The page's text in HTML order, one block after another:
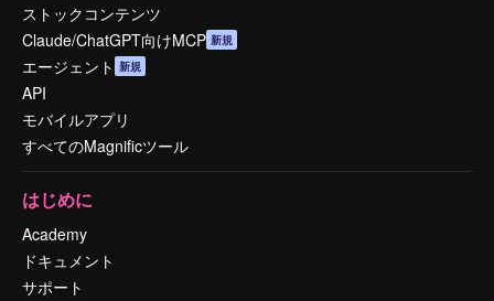
ストックコンテンツ
Claude/ChatGPT向けMCP 新規
エージェント 新規
API
モバイルアプリ
すべてのMagnificツール
はじめに
Academy
ドキュメント
サポート